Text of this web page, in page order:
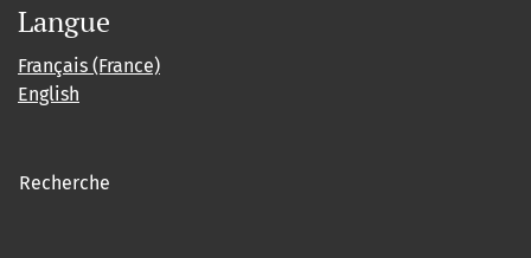
Langue
Français (France)
English
Recherche